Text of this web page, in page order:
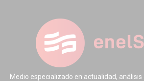
Medio especializado en actualidad, análisis